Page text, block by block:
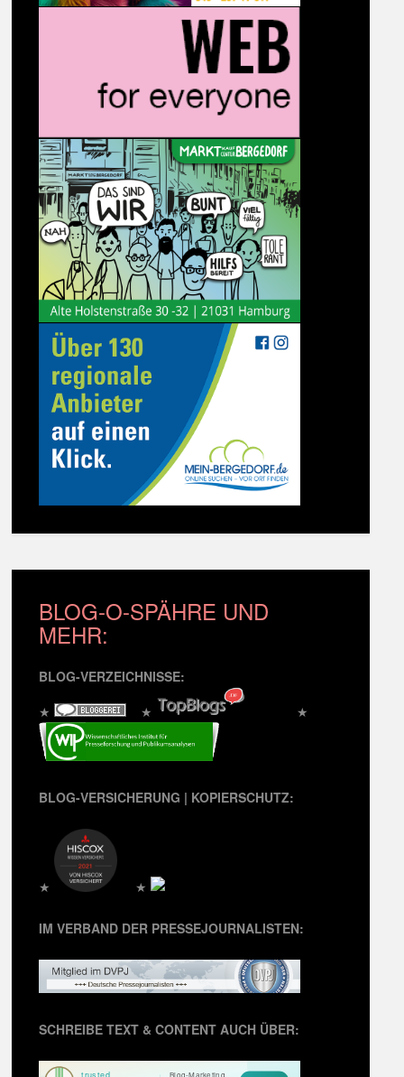
BLOG-O-SPÄHRE UND
MEHR:
BLOG-VERZEICHNISSE:
★
★ ★
BLOG-VERSICHERUNG | KOPIERSCHUTZ:
★ ★
IM VERBAND DER PRESSEJOURNALISTEN:
SCHREIBE TEXT & CONTENT AUCH ÜBER: